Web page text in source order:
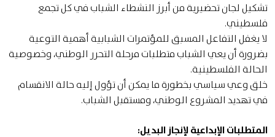
تشكيل لجان تحضيرية من أبرز النشطاء الشباب في كل تجمع
فلسطيني.
لا يغفل التفاعل المسبق للمؤتمرات الشبابية أهمية التوعية
بضرورة أن يعي الشباب متطلبات مرحلة التحرر الوطني، وخصوصية
الحالة الفلسطينية.
خلق وعي سياسي بخطورة ما يمكن أن تؤول إليه حالة الانقسام
في تهديد المشروع الوطني، ومستقبل الشباب.
المتطلبات الإبداعية لإنجاز البديل: